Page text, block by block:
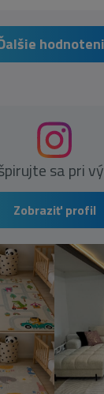
sa pri
Zobraziť profil